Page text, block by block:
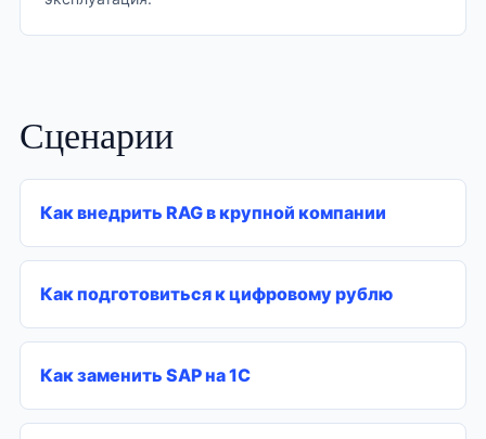
Сценарии
Как внедрить RAG в крупной компании
Как подготовиться к цифровому рублю
Как заменить SAP на 1С